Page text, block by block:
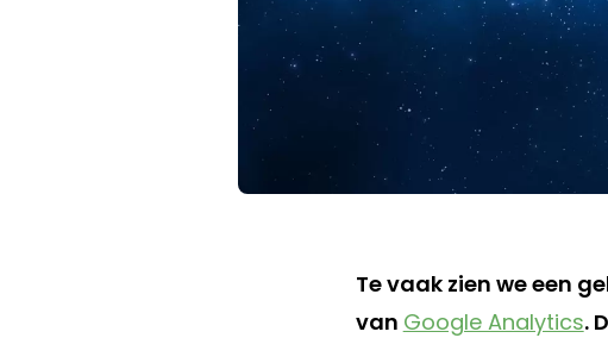
Te vaak zien we een
van Google Analytics.